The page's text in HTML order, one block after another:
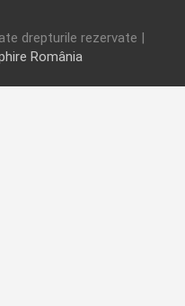
drepturile rezervate |
România